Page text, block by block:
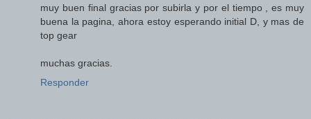
muy buen final gracias por subirla y por el tiempo , es muy
buena la pagina, ahora estoy esperando initial D, y mas de
top gear
muchas gracias.
Responder